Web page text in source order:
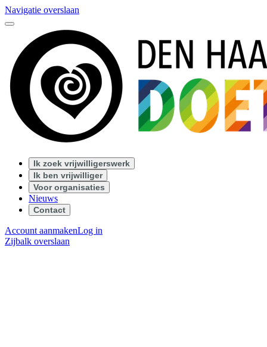
Navigatie overslaan
Ik zoek vrijwilligerswerk
Ik ben vrijwilliger
Voor organisaties
Nieuws
Contact
Account aanmakenLog in
Zijbalk overslaan